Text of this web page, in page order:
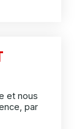
et nous
par